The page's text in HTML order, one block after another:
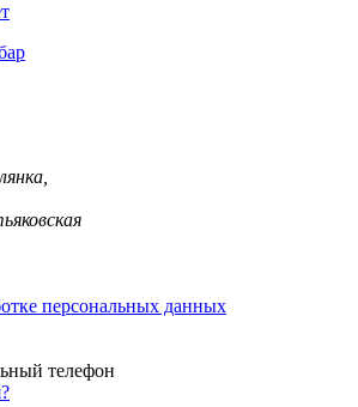
персональных данных
телефон